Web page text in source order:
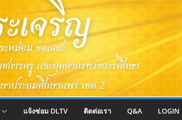
แจ้งซ่อม DLTV ติดต่อเรา Q&A LOGIN